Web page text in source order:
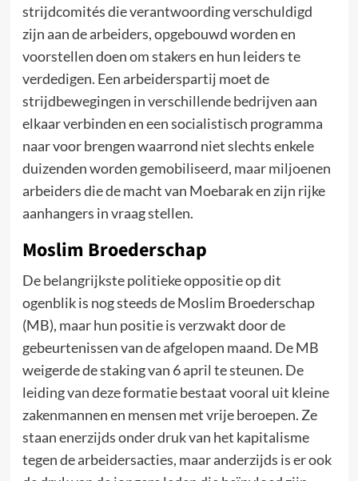
strijdcomités die verantwoording verschuldigd
zijn aan de arbeiders, opgebouwd worden en
voorstellen doen om stakers en hun leiders te
verdedigen. Een arbeiderspartij moet de
strijdbewegingen in verschillende bedrijven aan
elkaar verbinden en een socialistisch programma
naar voor brengen waarrond niet slechts enkele
duizenden worden gemobiliseerd, maar miljoenen
arbeiders die de macht van Moebarak en zijn rijke
aanhangers in vraag stellen.
Moslim Broederschap
De belangrijkste politieke oppositie op dit
ogenblik is nog steeds de Moslim Broederschap
(MB), maar hun positie is verzwakt door de
gebeurtenissen van de afgelopen maand. De MB
weigerde de staking van 6 april te steunen. De
leiding van deze formatie bestaat vooral uit kleine
zakenmannen en mensen met vrije beroepen. Ze
staan enerzijds onder druk van het kapitalisme
tegen de arbeidersacties, maar anderzijds is er ook